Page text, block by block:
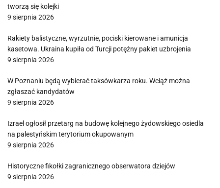
tworzą się kolejki
9 sierpnia 2026
Rakiety balistyczne, wyrzutnie, pociski kierowane i amunicja
kasetowa. Ukraina kupiła od Turcji potężny pakiet uzbrojenia
9 sierpnia 2026
W Poznaniu będą wybierać taksówkarza roku. Wciąż można
zgłaszać kandydatów
9 sierpnia 2026
Izrael ogłosił przetarg na budowę kolejnego żydowskiego osiedla
na palestyńskim terytorium okupowanym
9 sierpnia 2026
Historyczne fikołki zagranicznego obserwatora dziejów
9 sierpnia 2026